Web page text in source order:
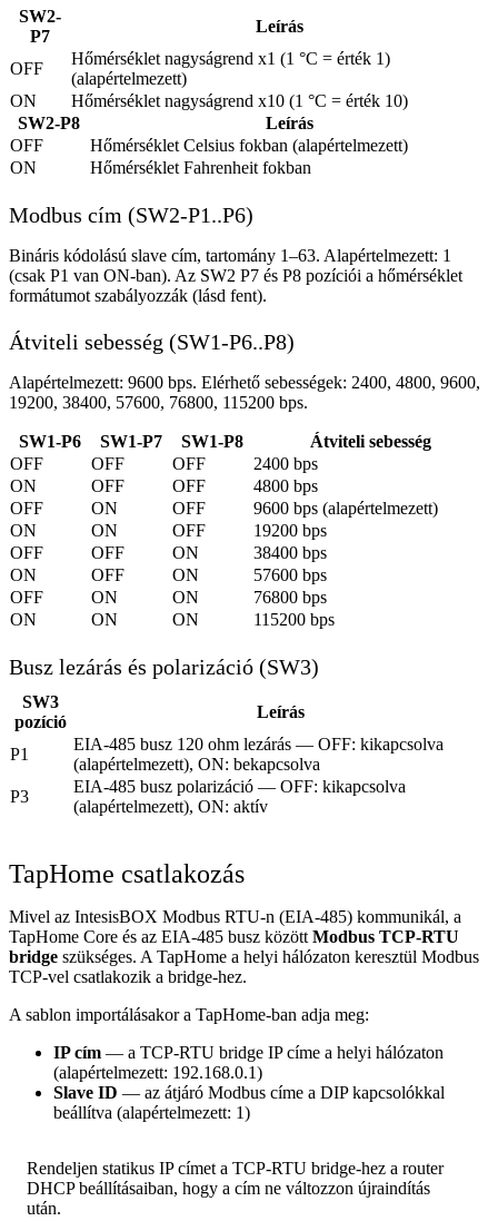
SW2-
P7
Leírás
OFF
Hőmérséklet nagyságrend x1 (1 °C = érték 1)
(alapértelmezett)
ON
Hőmérséklet nagyságrend x10 (1 °C = érték 10)
SW2-P8
Leírás
OFF
Hőmérséklet Celsius fokban (alapértelmezett)
ON
Hőmérséklet Fahrenheit fokban
Modbus cím (SW2-P1..P6)
Bináris kódolású slave cím, tartomány 1–63. Alapértelmezett: 1
(csak P1 van ON-ban). Az SW2 P7 és P8 pozíciói a hőmérséklet
formátumot szabályozzák (lásd fent).
Átviteli sebesség (SW1-P6..P8)
Alapértelmezett: 9600 bps. Elérhető sebességek: 2400, 4800, 9600,
19200, 38400, 57600, 76800, 115200 bps.
SW1-P6 SW1-P7 SW1-P8
Átviteli sebesség
OFF
OFF OFF
2400 bps
ON
OFF OFF
4800 bps
OFF
ON OFF
9600 bps (alapértelmezett)
ON
ON OFF
19200 bps
OFF
OFF ON
38400 bps
ON
OFF ON
57600 bps
OFF
ON ON
76800 bps
ON
ON ON 115200 bps
Busz lezárás és polarizáció (SW3)
SW3
pozíció
Leírás
P1
EIA-485 busz 120 ohm lezárás — OFF: kikapcsolva
(alapértelmezett), ON: bekapcsolva
P3
EIA-485 busz polarizáció — OFF: kikapcsolva
(alapértelmezett), ON: aktív
TapHome csatlakozás
Mivel az IntesisBOX Modbus RTU-n (EIA-485) kommunikál, a
TapHome Core és az EIA-485 busz között Modbus TCP-RTU
bridge szükséges. A TapHome a helyi hálózaton keresztül Modbus
TCP-vel csatlakozik a bridge-hez.
A sablon importálásakor a TapHome-ban adja meg:
IP cím — a TCP-RTU bridge IP címe a helyi hálózaton
(alapértelmezett: 192.168.0.1)
Slave ID — az átjáró Modbus címe a DIP kapcsolókkal
beállítva (alapértelmezett: 1)
Rendeljen statikus IP címet a TCP-RTU bridge-hez a router
DHCP beállításaiban, hogy a cím ne változzon újraindítás
után.